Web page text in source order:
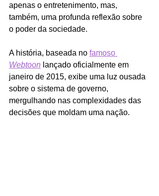
apenas o entretenimento, mas,
também, uma profunda reflexão sobre
o poder da sociedade.
A história, baseada no famoso
Webtoon lançado oficialmente em
janeiro de 2015, exibe uma luz ousada
sobre o sistema de governo,
mergulhando nas complexidades das
decisões que moldam uma nação.